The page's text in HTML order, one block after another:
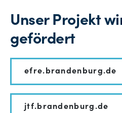
Unser Projekt
gefördert
efre.brandenburg.de
jtf.brandenburg.de